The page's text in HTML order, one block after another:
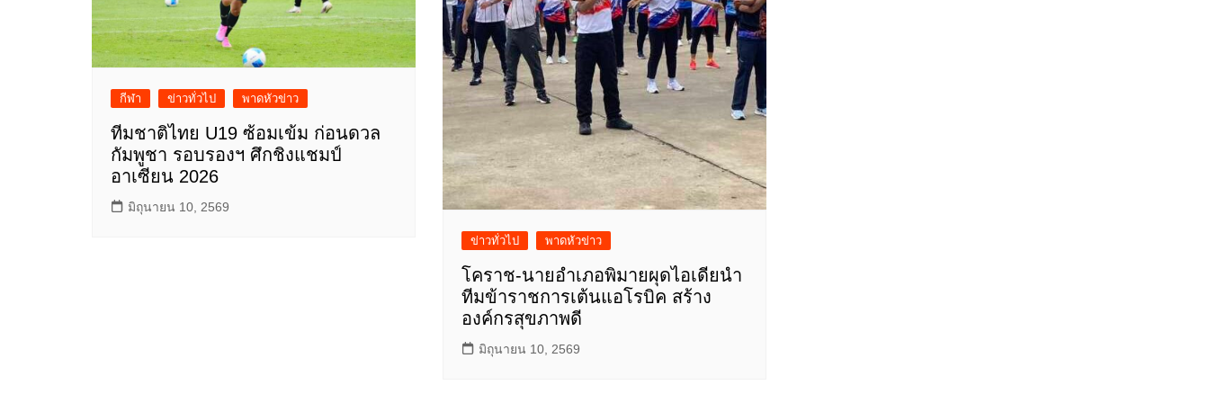
กีฬา ข่าวทั่วไป พาดหัวข่าว
ทีมชาติไทย U19 ซ้อมเข้ม ก่อนดวล
กัมพูชา รอบรองฯ ศึกชิงแชมป์
อาเซียน 2026
มิถุนายน 10, 2569
ข่าวทั่วไป พาดหัวข่าว
โคราช-นายอำเภอพิมายผุดไอเดียนำ
ทีมข้าราชการเต้นแอโรบิค สร้าง
องค์กรสุขภาพดี
มิถุนายน 10, 2569